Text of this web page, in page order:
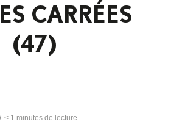
CARRÉES
(47)
< 1 minutes de lecture